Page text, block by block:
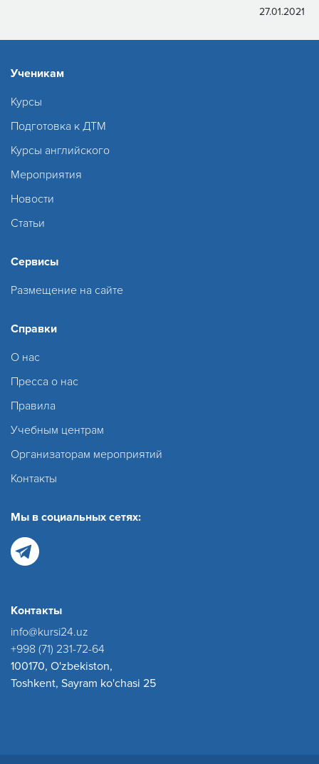
27.01.2021
Ученикам
Курсы
Подготовка к ДТМ
Курсы английского
Мероприятия
Новости
Статьи
Сервисы
Размещение на сайте
Справки
О нас
Пресса о нас
Правила
Учебным центрам
Организаторам мероприятий
Контакты
Мы в социальных сетях:
Контакты
info@kursi24.uz
+998 (71) 231-72-64
100170, O'zbekiston,
Toshkent, Sayram ko'chasi 25